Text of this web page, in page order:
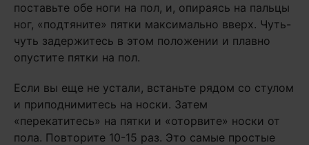
поставьте обе ноги на пол, и, опираясь на пальцы
ног, «подтяните» пятки максимально вверх. Чуть-
чуть задержитесь в этом положении и плавно
опустите пятки на пол.
Если вы еще не устали, встаньте рядом со стулом
и приподнимитесь на носки. Затем
«перекатитесь» на пятки и «оторвите» носки от
пола. Повторите 10-15 раз. Это самые простые